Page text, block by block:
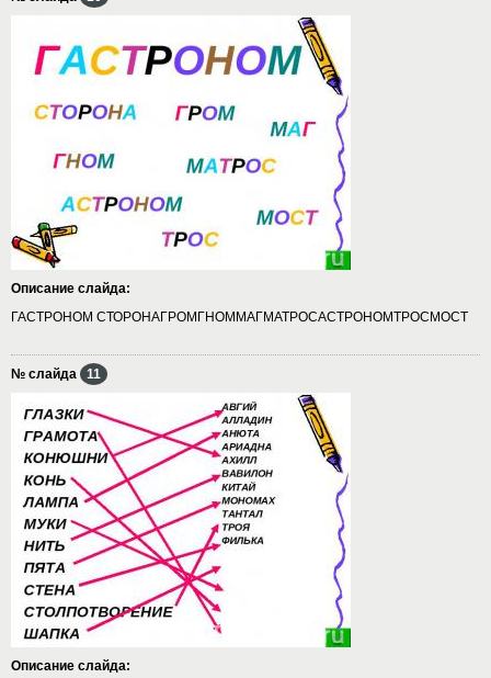
Описание слайда:
ГАСТРОНОМ СТОРОНАГРОМГНОММАГМАТРОСАСТРОНОМТРОСМОСТ
№ слайда 11
Описание слайда: